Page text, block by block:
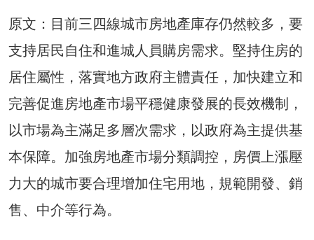
原文：目前三四線城市房地產庫存仍然較多，要
支持居民自住和進城人員購房需求。堅持住房的
居住屬性，落實地方政府主體責任，加快建立和
完善促進房地產市場平穩健康發展的長效機制，
以市場為主滿足多層次需求，以政府為主提供基
本保障。加強房地產市場分類調控，房價上漲壓
力大的城市要合理增加住宅用地，規範開發、銷
售、中介等行為。